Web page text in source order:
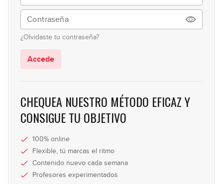
¿Olvidaste tu contraseña?
Accede
CHEQUEA NUESTRO MÉTODO EFICAZ Y
CONSIGUE TU OBJETIVO
100% online
Flexible, tú marcas el ritmo
Contenido nuevo cada semana
Profesores experimentados